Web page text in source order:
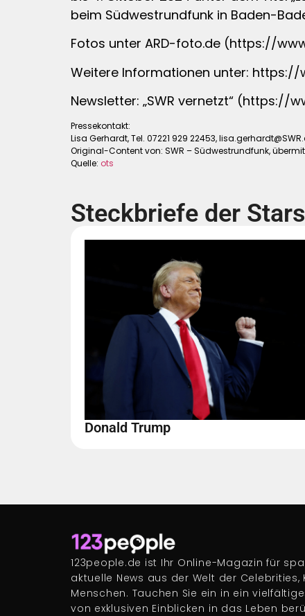
beim Südwestrundfunk in Baden-
Fotos unter ARD-foto.de (https://
Weitere Informationen unter:
Newsletter: „SWR vernetzt“
Pressekontakt:
Lisa Gerhardt, Tel. 07221 929 22453,
Original-Content von: SWR – Südwestrundfunk,
Quelle: ots
Steckbriefe der Stars
Donald Trump
123people.de ist Ihr Online-Magazin für
aktuelle News aus der Welt der
Menschen. Tauchen Sie ein in ein
von exklusiven Einblicken in das Leben